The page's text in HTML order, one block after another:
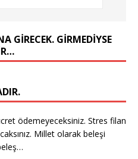
GIRECEK. GIRMEDIYSE
ödemeyeceksiniz. Stres filan
Millet olarak beleşi